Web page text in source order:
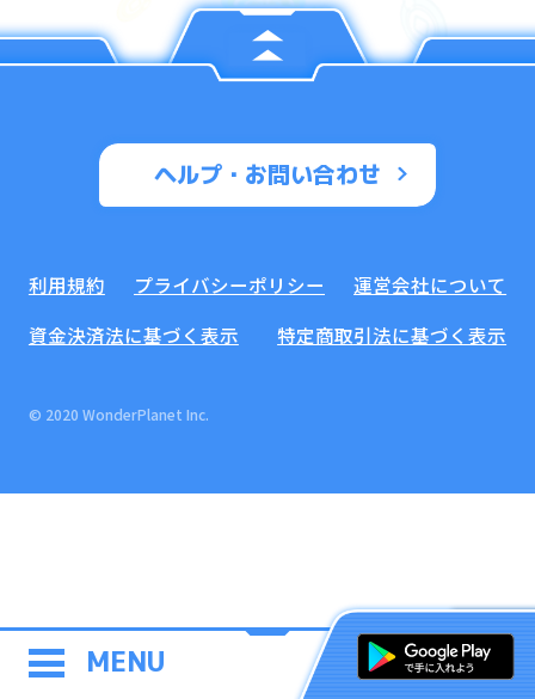
MENU
ヘルプ・お問い合わせ
利用規約 プライバシーポリシー
運営会社について
資金決済法に基づく表示
特定商取引法に基づく表示
© 2020 WonderPlanet Inc.